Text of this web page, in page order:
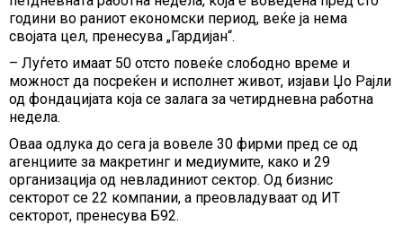
години во раниот економски период, веќе ја нема
својата цел, пренесува „Гардијан“.
– Луѓето имаат 50 отсто повеќе слободно време и
можност да посреќен и исполнет живот, изјави Џо Рајли
од фондацијата која се залага за четирдневна работна
недела.
Оваа одлука до сега ја вовеле 30 фирми пред се од
агенциите за макретинг и медиумите, како и 29
организација од невладиниот сектор. Од бизнис
секторот се 22 компании, а преовладуваат од ИТ
секторот, пренесува Б92.